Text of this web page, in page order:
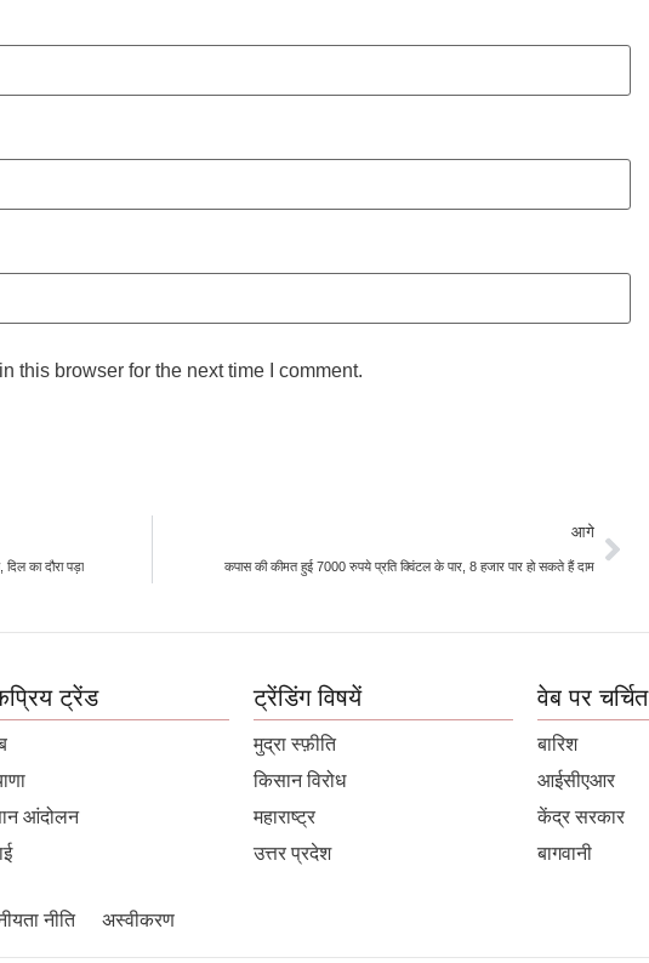
this browser for the next time I comment.
का दौरा पड़ा
आगे
कपास की कीमत हुई 7000 रुपये प्रति क्विंटल के पार, 8 हजार पार हो सकते हैं दाम
ट्रेंड
आंदोलन
ट्रेंडिंग विषयें
मुद्रा स्फ़ीति
किसान विरोध
महाराष्ट्र
उत्तर प्रदेश
वेब पर चर्चित
बारिश
आईसीएआर
केंद्र सरकार
बागवानी
नीति अस्वीकरण